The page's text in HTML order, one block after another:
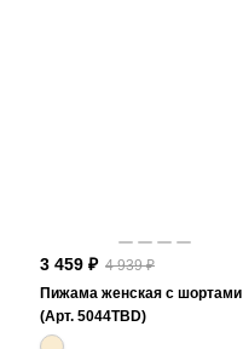
3 459 ₽ 4 939 ₽
Пижама женская с шортами
(Арт. 5044TBD)